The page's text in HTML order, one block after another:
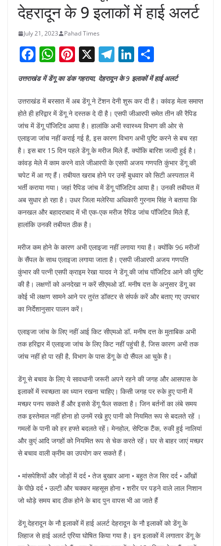
देहरादून के 9 इलाकों में हाई अलर्ट
July 21, 2023 Pahad Times
F
a
c
e
b
o
o
k
W
at
s
A
p
p
Pi
er
e
st
X T
el
e
gr
a
m
Li
k
e
dI
n
h
ar
e
उत्तराखंड में डेंगू का डंक गहराया, देहरादून के 9 इलाकों में हाई अलर्ट
उत्तराखंड में बरसात में अब डेंगू ने टेंशन देनी शुरू कर दी है। कांवड़ मेला समाप्त
होते ही हरिद्वार में डेंगू ने दस्तक दे दी है। एसपी जीआरपी समेत तीन की रैपिड
जांच में डेंगू पॉजिटिव आया है। हालांकि अभी स्वास्थ्य विभाग की ओर से
एलाइजा जांच नहीं कराई गई है, इस कारण विभाग अभी पुष्टि करने से बच रहा
है। इस बार 15 दिन पहले डेंगू के मरीज मिले हैं, क्योंकि बारिश जल्दी हुई है।
कांवड़ मेले में काम करने वाले जीआरपी के एसपी अजय गणपति कुंभार डेंगू की
चपेट में आ गए हैं। तबीयत खराब होने पर उन्हें बुधवार को सिटी अस्पताल में
भर्ती कराया गया। जहां रैपिड जांच में डेंगू पॉजिटिव आया है। उनकी तबीयत में
अब सुधार हो रहा है। उधर जिला मलेरिया अधिकारी गुरनाम सिंह ने बताया कि
कनखल और बहादराबाद में भी एक-एक मरीज रैपिड जांच पॉजिटिव मिले हैं,
हालांकि उनकी तबीयत ठीक है।
मरीज कम होने के कारण अभी एलाइजा नहीं लगाया गया है। क्योंकि 96 मरीजों
के सैंपल के साथ एलाइजा लगाया जाता है। एसपी जीआरपी अजय गणपति
कुंभार की पत्नी एसपी क्राइम रेखा यादव ने डेंगू की जांच पॉजिटिव आने की पुष्टि
की है। लक्षणों को अनदेखा न करें सीएमओ डॉ. मनीष दत्त के अनुसार डेंगू का
कोई भी लक्षण सामने आने पर तुरंत डॉक्टर से संपर्क करें और बताए गए उपचार
का निर्देशानुसार पालन करें।
एलाइजा जांच के लिए नहीं आई किट सीएमओ डॉ. मनीष दत्त के मुताबिक अभी
तक हरिद्वार में एलाइजा जांच के लिए किट नहीं पहुंची है, जिस कारण अभी तक
जांच नहीं हो पा रही है, विभाग के पास डेंगू के दो सैंपल आ चुके है।
डेंगू से बचाव के लिए ये सावधानी जरूरी अपने रहने की जगह और आसपास के
इलाकों में स्वच्छता का ध्यान रखना चाहिए। किसी जगह पर रुके हुए पानी में
मच्छर पनप सकते हैं और इससे डेंगू फैल सकता है। जिन बर्तनों का लंबे समय
तक इस्तेमाल नहीं होना हो उनमें रखे हुए पानी को नियमित रूप से बदलते रहें ।
गमलों के पानी को हर हफ्ते बदलते रहें। मेनहोल, सेप्टिक टैंक, रुकी हुई नालियां
और कुएं आदि जगहों को नियमित रूप से चेक करते रहें। घर से बाहर जाएं मच्छर
से बचाव वाली क्रीम का उपयोग कर सकते हैं।
• मांसपेशियों और जोड़ों में दर्द • तेज बुखार आना • बहुत तेज सिर दर्द • आँखों
के पीछे दर्द • उल्टी और चक्कर महसूस होना • शरीर पर पड़ने वाले लाल निशान
जो थोड़े समय बाद ठीक होने के बाद पुन वापस भी आ जाते हैं
डेंगू देहरादून के नौ इलाकों में हाई अलर्ट देहरादून के नौ इलाकों को डेंगू के
लिहाज से हाई अलर्ट एरिया घोषित किया गया है। इन इलाकों में लगातार डेंगू के